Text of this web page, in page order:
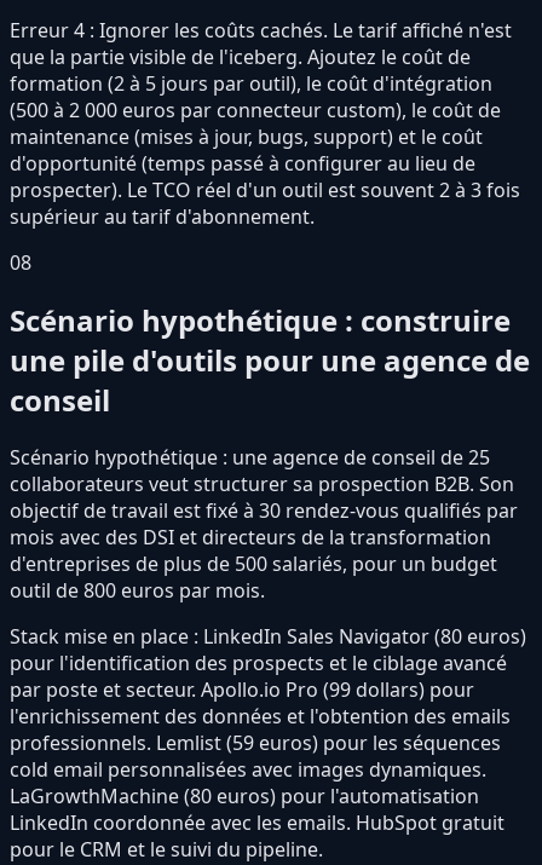
Erreur 4 : Ignorer les coûts cachés. Le tarif affiché n'est
que la partie visible de l'iceberg. Ajoutez le coût de
formation (2 à 5 jours par outil), le coût d'intégration
(500 à 2 000 euros par connecteur custom), le coût de
maintenance (mises à jour, bugs, support) et le coût
d'opportunité (temps passé à configurer au lieu de
prospecter). Le TCO réel d'un outil est souvent 2 à 3 fois
supérieur au tarif d'abonnement.
08
Scénario hypothétique : construire
une pile d'outils pour une agence de
conseil
Scénario hypothétique : une agence de conseil de 25
collaborateurs veut structurer sa prospection B2B. Son
objectif de travail est fixé à 30 rendez-vous qualifiés par
mois avec des DSI et directeurs de la transformation
d'entreprises de plus de 500 salariés, pour un budget
outil de 800 euros par mois.
Stack mise en place : LinkedIn Sales Navigator (80 euros)
pour l'identification des prospects et le ciblage avancé
par poste et secteur. Apollo.io Pro (99 dollars) pour
l'enrichissement des données et l'obtention des emails
professionnels. Lemlist (59 euros) pour les séquences
cold email personnalisées avec images dynamiques.
LaGrowthMachine (80 euros) pour l'automatisation
LinkedIn coordonnée avec les emails. HubSpot gratuit
pour le CRM et le suivi du pipeline.